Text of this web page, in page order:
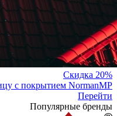
Скидка 20%
с покрытием NormanMP
Перейти
Популярные бренды